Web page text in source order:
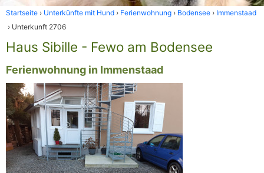
Startseite Unterkünfte mit Hund Ferienwohnung Bodensee
Immenstaad
Unterkunft 2706
Haus Sibille - Fewo am Bodensee
Ferienwohnung in Immenstaad